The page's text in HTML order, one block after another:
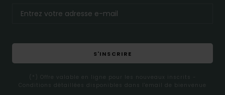
S'INSCRIRE
(*) Offre valable en ligne pour les nouveaux inscrits -
Conditions détaillées disponibles dans l'email de bienvenue